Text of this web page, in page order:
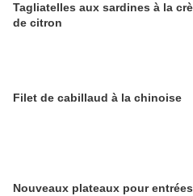
Tagliatelles aux sardines à la crème
de citron
Filet de cabillaud à la chinoise
Nouveaux plateaux pour entrées